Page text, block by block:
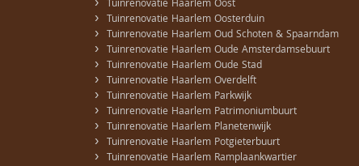
Tuinrenovatie Haarlem Oost
› Tuinrenovatie Haarlem Oosterduin
› Tuinrenovatie Haarlem Oud Schoten & Spaarndam
› Tuinrenovatie Haarlem Oude Amsterdamsebuurt
› Tuinrenovatie Haarlem Oude Stad
› Tuinrenovatie Haarlem Overdelft
› Tuinrenovatie Haarlem Parkwijk
› Tuinrenovatie Haarlem Patrimoniumbuurt
› Tuinrenovatie Haarlem Planetenwijk
› Tuinrenovatie Haarlem Potgieterbuurt
› Tuinrenovatie Haarlem Ramplaankwartier